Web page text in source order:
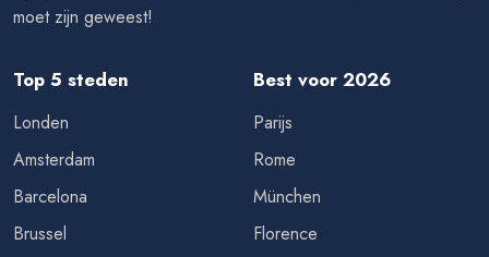
moet zijn geweest!
Top 5 steden
Londen
Amsterdam
Barcelona
Brussel
Best voor 2026
Parijs
Rome
München
Florence